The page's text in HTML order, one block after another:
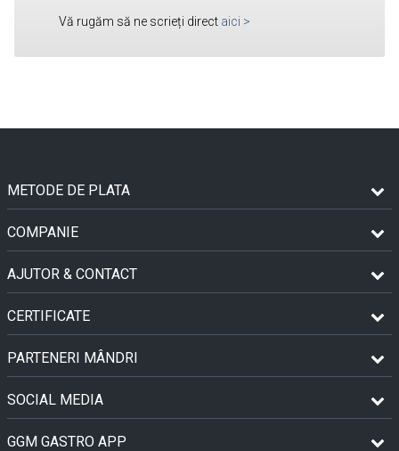
Vă rugăm să ne scrieți direct aici >
METODE DE PLATA
COMPANIE
AJUTOR & CONTACT
CERTIFICATE
PARTENERI MÂNDRI
SOCIAL MEDIA
GGM GASTRO APP